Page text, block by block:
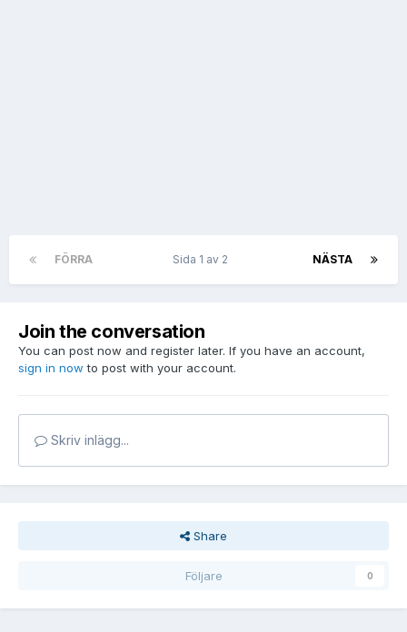
FÖRRA NÄSTA
Sida 1 av 2
Join the conversation
You can post now and register later. If you have an account,
sign in now to post with your account.
Skriv inlägg...
Share
Följare 0